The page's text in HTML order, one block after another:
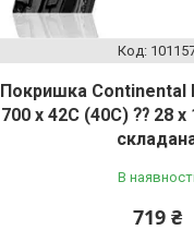
Покришка Continental
700 x 42C (40C) ⁇ 28 x
В
719 ₴